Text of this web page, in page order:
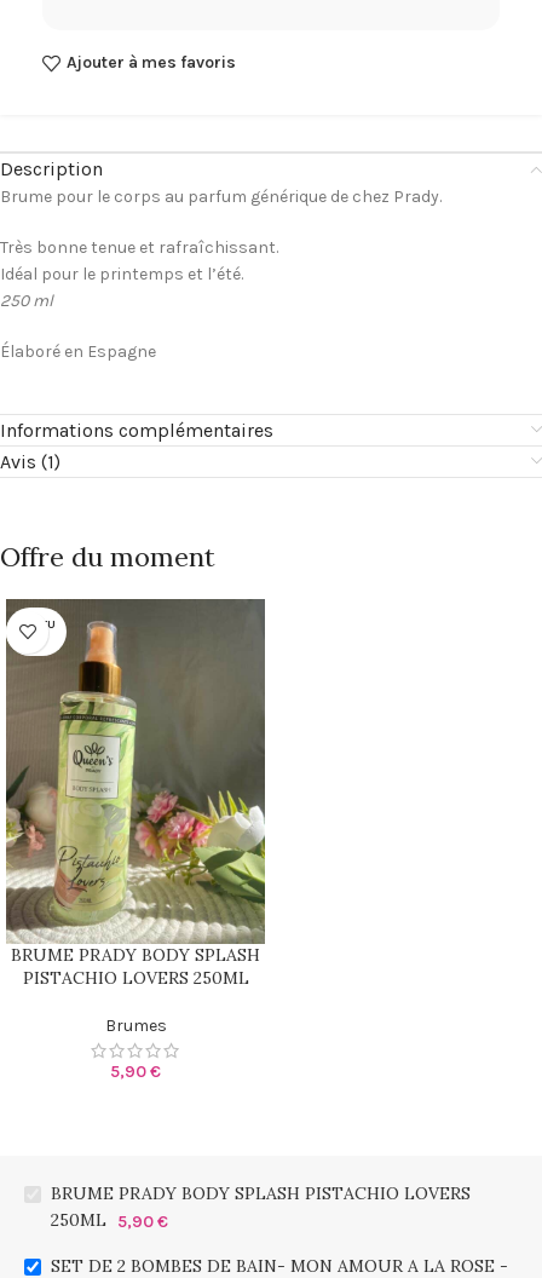
Ajouter à mes favoris
Description
Brume pour le corps au parfum générique de chez Prady.
Très bonne tenue et rafraîchissant.
Idéal pour le printemps et l’été.
250 ml
Élaboré en Espagne
Informations complémentaires
Avis (1)
Offre du moment
RUPTU
RE
BRUME PRADY BODY SPLASH
PISTACHIO LOVERS 250ML
Brumes
5,90€
BRUME PRADY BODY SPLASH PISTACHIO LOVERS
250ML
5,90€
SET DE 2 BOMBES DE BAIN- MON AMOUR A LA ROSE -